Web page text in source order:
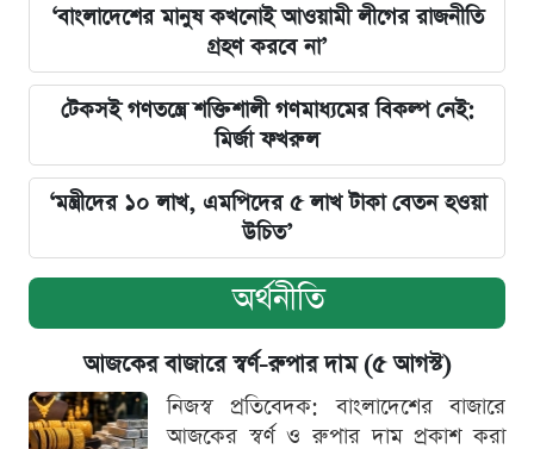
‘বাংলাদেশের মানুষ কখনোই আওয়ামী লীগের রাজনীতি
গ্রহণ করবে না’
টেকসই গণতন্ত্রে শক্তিশালী গণমাধ্যমের বিকল্প নেই:
মির্জা ফখরুল
‘মন্ত্রীদের ১০ লাখ, এমপিদের ৫ লাখ টাকা বেতন হওয়া
উচিত’
অর্থনীতি
আজকের বাজারে স্বর্ণ-রুপার দাম (৫ আগস্ট)
নিজস্ব প্রতিবেদক: বাংলাদেশের বাজারে
আজকের স্বর্ণ ও রুপার দাম প্রকাশ করা